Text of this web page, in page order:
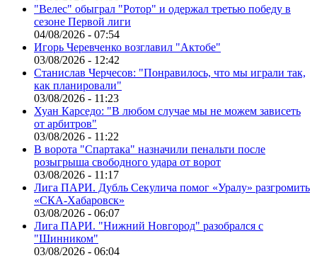
"Велес" обыграл "Ротор" и одержал третью победу в
сезоне Первой лиги
04/08/2026 - 07:54
Игорь Черевченко возглавил "Актобе"
03/08/2026 - 12:42
Станислав Черчесов: "Понравилось, что мы играли так,
как планировали"
03/08/2026 - 11:23
Хуан Карседо: "В любом случае мы не можем зависеть
от арбитров"
03/08/2026 - 11:22
В ворота "Спартака" назначили пенальти после
розыгрыша свободного удара от ворот
03/08/2026 - 11:17
Лига ПАРИ. Дубль Секулича помог «Уралу» разгромить
«СКА-Хабаровск»
03/08/2026 - 06:07
Лига ПАРИ. "Нижний Новгород" разобрался с
"Шинником"
03/08/2026 - 06:04